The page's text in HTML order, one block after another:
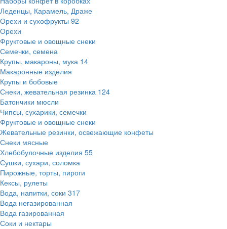
Леденцы, Карамель, Драже
Орехи и сухофрукты 92
Орехи
Фруктовые и овощные снеки
Семечки, семена
Крупы, макароны, мука 14
Макаронные изделия
Крупы и бобовые
Снеки, жевательная резинка 124
Батончики мюсли
Чипсы, сухарики, семечки
Фруктовые и овощные снеки
Жевательные резинки, освежающие конфеты
Снеки мясные
Хлебобулочные изделия 55
Сушки, сухари, соломка
Пирожные, торты, пироги
Кексы, рулеты
Вода, напитки, соки 317
Вода негазированная
Вода газированная
Соки и нектары